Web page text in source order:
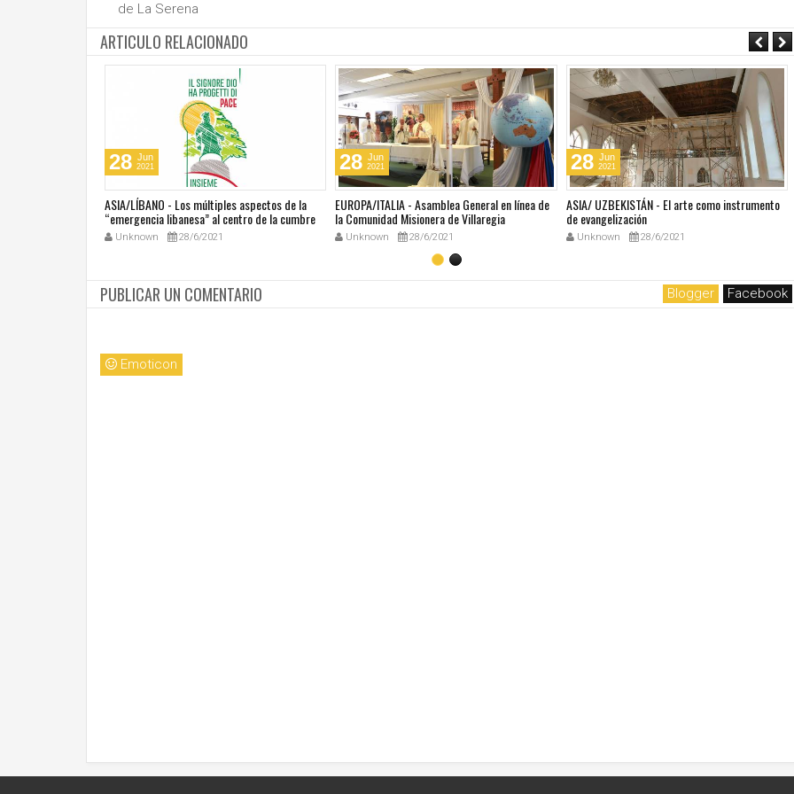
de La Serena
ARTICULO RELACIONADO
28 Jun
2021
ASIA/LÍBANO - Los múltiples aspectos de la
“emergencia libanesa” al centro de la cumbre
eclesial convocada por el Papa Francisco
Unknown 28/6/2021
28 Jun
2021
EUROPA/ITALIA - Asamblea General en línea de
la Comunidad Misionera de Villaregia
Unknown 28/6/2021
28 Jun
2021
ASIA/ UZBEKISTÁN - El arte como instrumento
de evangelización
Unknown 28/6/2021
PUBLICAR UN COMENTARIO Blogger Facebook
Emoticon